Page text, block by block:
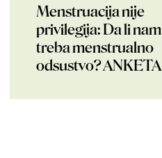
Menstruacija nije
privilegija: Da li nam
treba menstrualno
odsustvo? ANKETA